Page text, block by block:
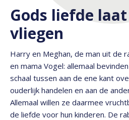
Gods liefde
vliegen
Harry en Meghan, de man uit de
en mama Vogel: allemaal
schaal tussen aan de ene kant
ouderlijk handelen en aan de
Allemaal willen ze daarmee
de liefde voor hun kinderen. De